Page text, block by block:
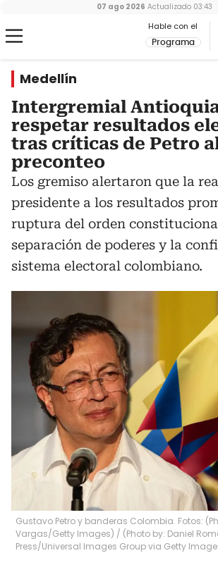
Hable con el
Programa
07 ago 2026 Actualizado 03:43
Medellín
Intergremial
respetar resultados
tras críticas de Petro
preconteo
Los gremiso alertaron que la
presidente a los resultados
ruptura del orden
separación de poderes y la
sistema electoral colombiano.
Gustavo Petro y banderas Colombia. Fotos:
Vargas/Getty Images) / (Photo by: Daniel
Press/Universal Images Group via Getty